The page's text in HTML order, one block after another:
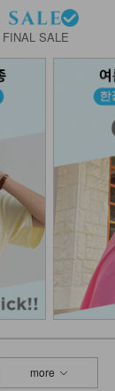
이 가디건
55%
립 체인 팔찌
러 비즈 팔찌
18%
SALE
more